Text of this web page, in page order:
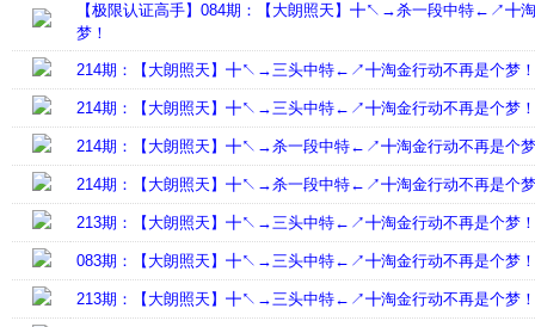
【极限认证高手】084期：【大朗照天】╋↖→杀一段中特←↗╋淘
梦！
214期：【大朗照天】╋↖→三头中特←↗╋淘金行动不再是个梦！
214期：【大朗照天】╋↖→三头中特←↗╋淘金行动不再是个梦！
214期：【大朗照天】╋↖→杀一段中特←↗╋淘金行动不再是个
214期：【大朗照天】╋↖→杀一段中特←↗╋淘金行动不再是个
213期：【大朗照天】╋↖→三头中特←↗╋淘金行动不再是个梦！
083期：【大朗照天】╋↖→三头中特←↗╋淘金行动不再是个梦！
213期：【大朗照天】╋↖→三头中特←↗╋淘金行动不再是个梦！